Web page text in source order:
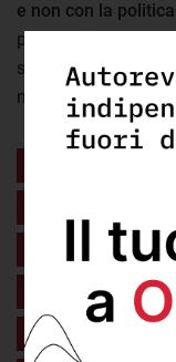
e non con la
pur essendo
si tratta di risorse
non contribuendo
richiedenti
componente